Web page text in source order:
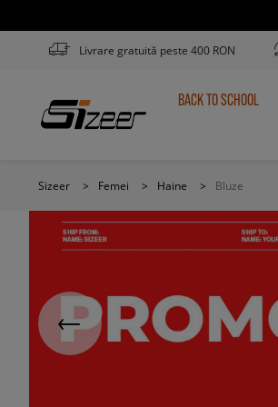
Livrare gratuită peste 400 RON
BACK
BACK TO SCHOOL
Sizeer > Femei > Haine > Bluze